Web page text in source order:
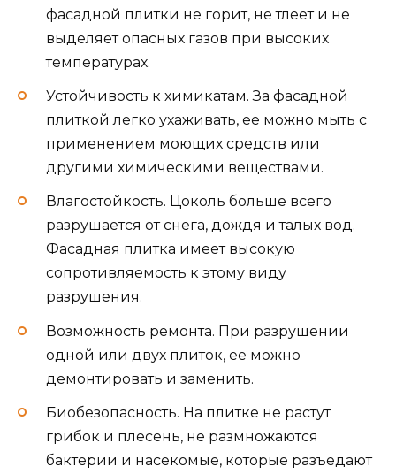
фасадной плитки не горит, не тлеет и не
выделяет опасных газов при высоких
температурах.
Устойчивость к химикатам. За фасадной
плиткой легко ухаживать, ее можно мыть с
применением моющих средств или
другими химическими веществами.
Влагостойкость. Цоколь больше всего
разрушается от снега, дождя и талых вод.
Фасадная плитка имеет высокую
сопротивляемость к этому виду
разрушения.
Возможность ремонта. При разрушении
одной или двух плиток, ее можно
демонтировать и заменить.
Биобезопасность. На плитке не растут
грибок и плесень, не размножаются
бактерии и насекомые, которые разъедают